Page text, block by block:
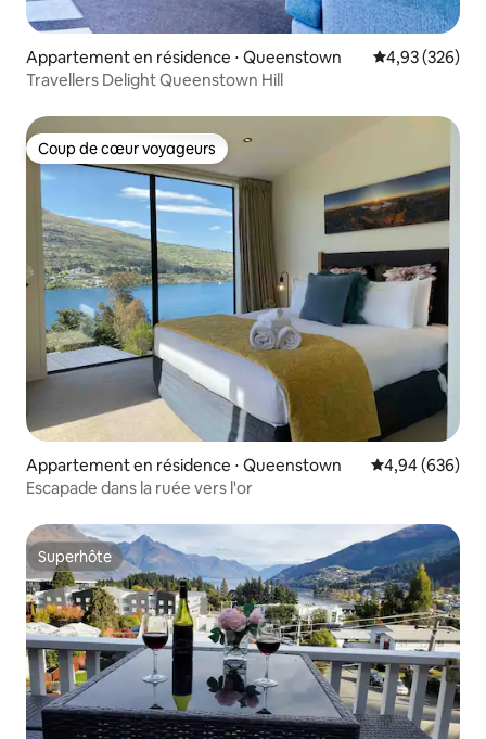
Appartement en résidence ⋅ Queenstown Évaluation
4,93 (326)
Travellers Delight Queenstown Hill
Coup de cœur voyageurs
Coup de cœur voyageurs
Appartement en résidence ⋅ Queenstown Évaluation
4,94 (636)
Escapade dans la ruée vers l'or
Superhôte
Superhôte